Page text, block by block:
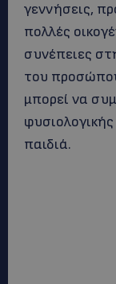
γεννήσεις,
πολλές
συνέπειες
του
μπορεί να
παιδιά.